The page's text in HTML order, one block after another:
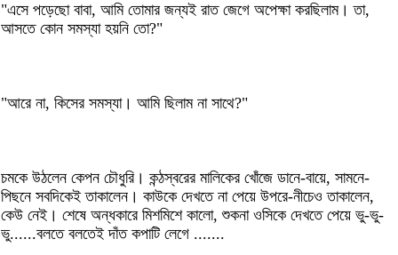
"এসে পড়েছো বাবা, আমি তোমার জন্যই রাত জেগে অপেক্ষা করছিলাম। তা,
আসতে কোন সমস্যা হয়নি তো?"
"আরে না, কিসের সমস্যা। আমি ছিলাম না সাথে?"
চমকে উঠলেন কেপন চৌধুরি। কন্ঠস্বরের মালিকের খোঁজে ডানে-বায়ে, সামনে-
পিছনে সবদিকেই তাকালেন। কাউকে দেখতে না পেয়ে উপরে-নীচেও তাকালেন,
কেউ নেই। শেষে অন্ধকারে মিশমিশে কালো, শুকনা ওসিকে দেখতে পেয়ে ভু-ভু-
ভু......বলতে বলতেই দাঁত কপাটি লেগে .......